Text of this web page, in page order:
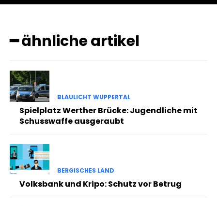
━ ähnliche artikel
BLAULICHT WUPPERTAL
Spielplatz Werther Brücke: Jugendliche mit
Schusswaffe ausgeraubt
BERGISCHES LAND
Volksbank und Kripo: Schutz vor Betrug